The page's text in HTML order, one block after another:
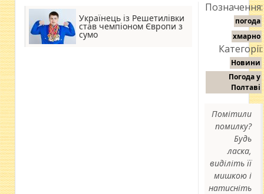
Українець із Решетилівки
став чемпіоном Європи з
сумо
Позначення:
погода
хмарно
Категорії:
Новини
Погода у
Полтаві
Помітили
помилку?
Будь
ласка,
виділіть її
мишкою і
натисніть